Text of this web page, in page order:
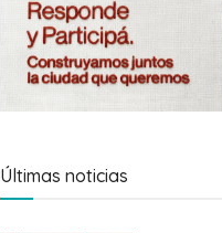
Últimas noticias